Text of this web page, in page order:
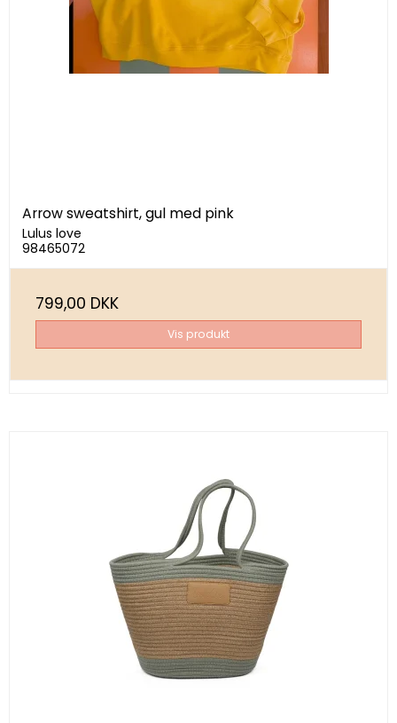
Arrow sweatshirt, gul med pink
Lulus love
98465072
799,00 DKK
Vis produkt